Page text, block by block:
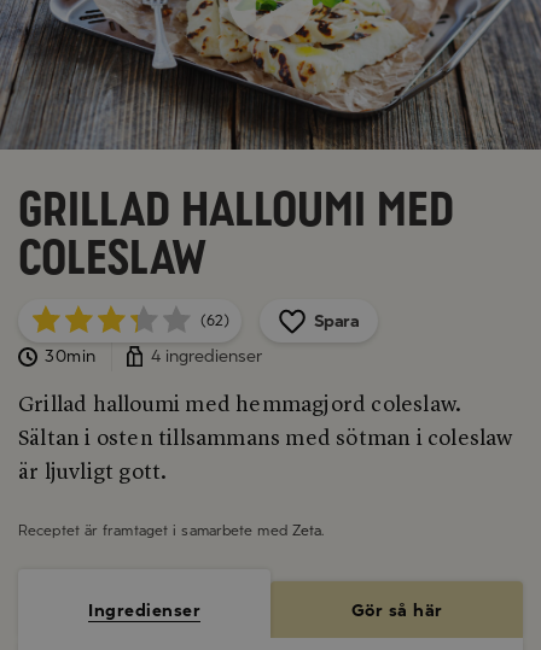
Grillad halloumi med
coleslaw
(62)
Spara
30min
4 ingredienser
Grillad halloumi med hemmagjord coleslaw.
Sältan i osten tillsammans med sötman i coleslaw
är ljuvligt gott.
Receptet är framtaget i samarbete med Zeta.
Ingredienser Gör så här